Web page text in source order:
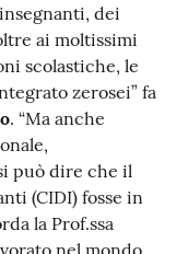
dei
ai moltissimi
scolastiche, le
zerosei” fa
. “Ma anche
può dire che il
(CIDI) fosse in
la Prof.ssa